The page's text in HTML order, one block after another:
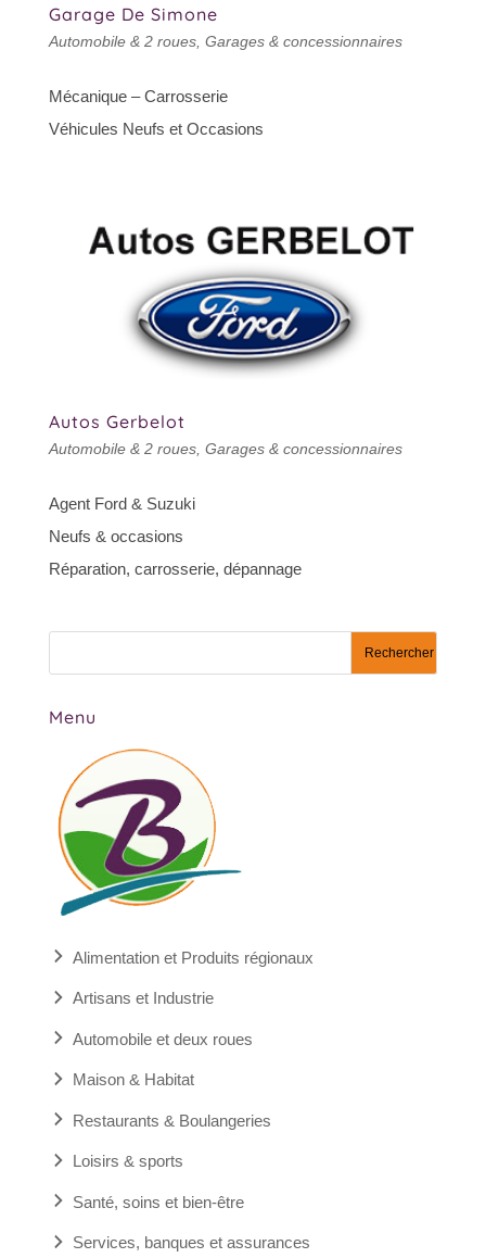
Garage De Simone
Automobile & 2 roues, Garages & concessionnaires
Mécanique – Carrosserie
Véhicules Neufs et Occasions
Autos Gerbelot
Automobile & 2 roues, Garages & concessionnaires
Agent Ford & Suzuki
Neufs & occasions
Réparation, carrosserie, dépannage
Menu
Alimentation et Produits régionaux
Artisans et Industrie
Automobile et deux roues
Maison & Habitat
Restaurants & Boulangeries
Loisirs & sports
Santé, soins et bien-être
Services, banques et assurances